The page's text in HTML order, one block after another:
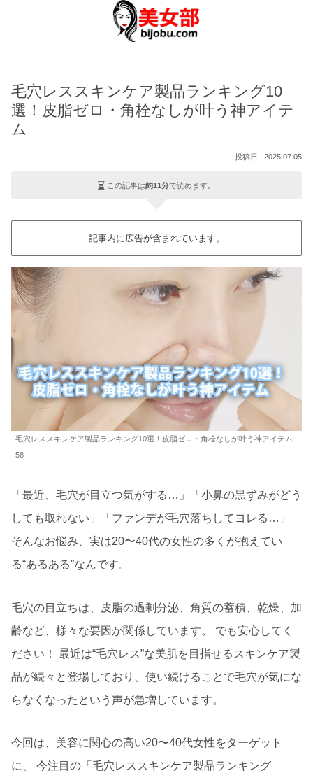
毛穴レススキンケア製品ランキング10
選！皮脂ゼロ・角栓なしが叶う神アイテ
ム
2025.07.05
この記事は約11分で読めます。
記事内に広告が含まれています。
毛穴レススキンケア製品ランキング10選！皮脂ゼロ・角栓なしが叶う神アイテム
58
「最近、毛穴が目立つ気がする…」「小鼻の黒ずみがどう
しても取れない」「ファンデが毛穴落ちしてヨレる…」
そんなお悩み、実は20〜40代の女性の多くが抱えてい
る“あるある”なんです。
毛穴の目立ちは、皮脂の過剰分泌、角質の蓄積、乾燥、加
齢など、様々な要因が関係しています。 でも安心してく
ださい！ 最近は“毛穴レス”な美肌を目指せるスキンケア製
品が続々と登場しており、使い続けることで毛穴が気にな
らなくなったという声が急増しています。
今回は、美容に関心の高い20〜40代女性をターゲット
に、 今注目の「毛穴レススキンケア製品ランキング